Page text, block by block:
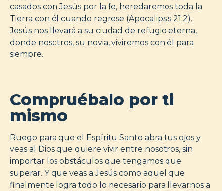
casados con Jesús por la fe, heredaremos toda la
Tierra con él cuando regrese (Apocalipsis 21:2).
Jesús nos llevará a su ciudad de refugio eterna,
donde nosotros, su novia, viviremos con él para
siempre.
Compruébalo por ti
mismo
Ruego para que el Espíritu Santo abra tus ojos y
veas al Dios que quiere vivir entre nosotros, sin
importar los obstáculos que tengamos que
superar. Y que veas a Jesús como aquel que
finalmente logra todo lo necesario para llevarnos a